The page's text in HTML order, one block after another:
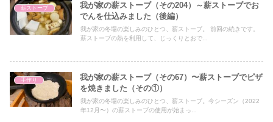
薪ストーブ
我が家の薪ストーブ（その204）～薪ストーブでお
でんを仕込みました（後編）
我が家の冬場の楽しみのひとつ、薪ストーブ。 前回の続きです。
薪ストーブの熱を利用して、じっくりとおで...
手作り
我が家の薪ストーブ（その67）〜薪ストーブでピザ
を焼きました（その①）
我が家の冬場の楽しみのひとつ、薪ストーブ。今シーズン（2022
年12月〜）の薪ストーブの使用が始まっ...